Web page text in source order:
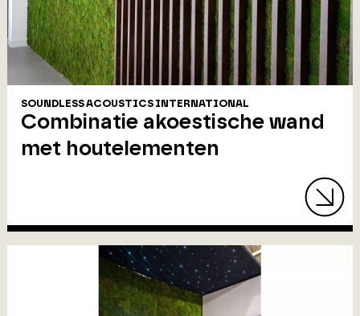
SOUNDLESS ACOUSTICS INTERNATIONAL
Combinatie akoestische wand
met houtelementen